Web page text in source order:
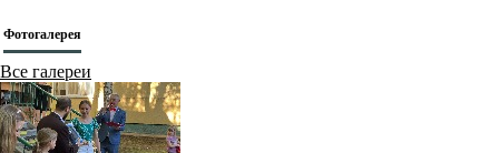
Фотогалерея
Все галереи